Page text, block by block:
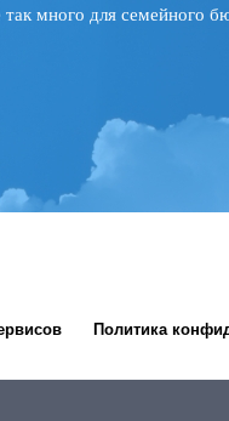
много для семейного
Политика